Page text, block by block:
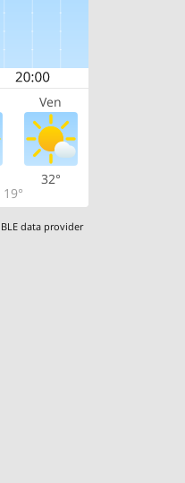
Ven
19°
32°
data provider